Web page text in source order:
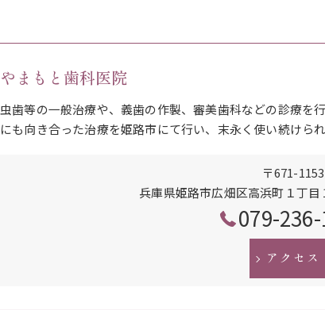
やまもと歯科医院
虫歯等の一般治療や、義歯の作製、審美歯科などの診療を
にも向き合った治療を姫路市にて行い、末永く使い続けら
〒671-1153
兵庫県姫路市広畑区高浜町１丁目
079-
アクセス